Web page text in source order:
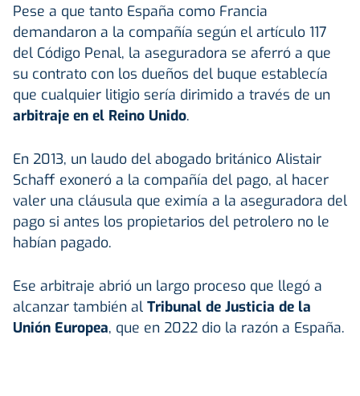
Pese a que tanto España como Francia
demandaron a la compañía según el artículo 117
del Código Penal, la aseguradora se aferró a que
su contrato con los dueños del buque establecía
que cualquier litigio sería dirimido a través de un
arbitraje en el Reino Unido.
En 2013, un laudo del abogado británico Alistair
Schaff exoneró a la compañía del pago, al hacer
valer una cláusula que eximía a la aseguradora del
pago si antes los propietarios del petrolero no le
habían pagado.
Ese arbitraje abrió un largo proceso que llegó a
alcanzar también al Tribunal de Justicia de la
Unión Europea, que en 2022 dio la razón a España.